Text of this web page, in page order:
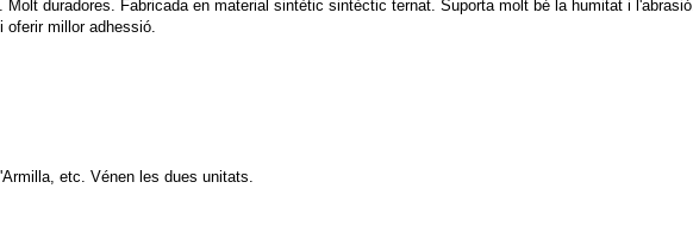
duradores. Fabricada en material sintètic sintèctic ternat. Suporta molt bé la humitat i
oferir millor adhessió.
etc. Vénen les dues unitats.